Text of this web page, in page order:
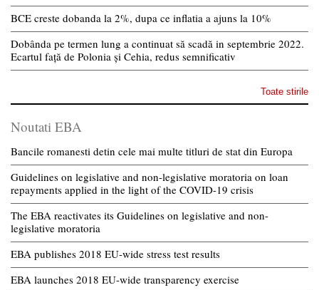
BCE creste dobanda la 2%, dupa ce inflatia a ajuns la 10%
Dobânda pe termen lung a continuat să scadă in septembrie 2022.
Ecartul față de Polonia și Cehia, redus semnificativ
Toate stirile
Noutati EBA
Bancile romanesti detin cele mai multe titluri de stat din Europa
Guidelines on legislative and non-legislative moratoria on loan
repayments applied in the light of the COVID-19 crisis
The EBA reactivates its Guidelines on legislative and non-
legislative moratoria
EBA publishes 2018 EU-wide stress test results
EBA launches 2018 EU-wide transparency exercise